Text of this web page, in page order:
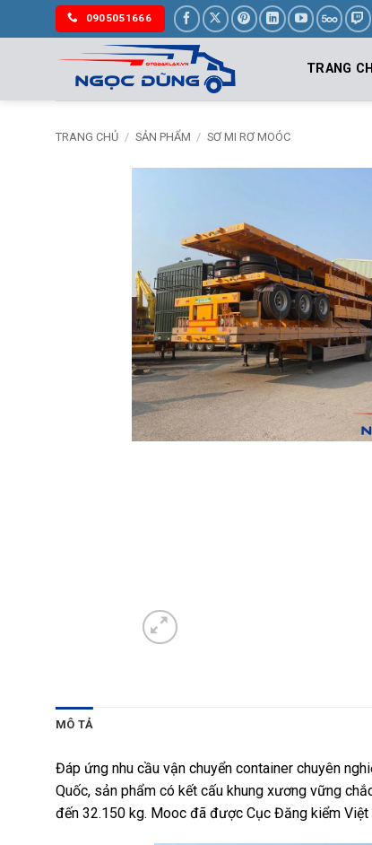
0905051666
TRANG
TRANG CHỦ / SẢN PHẨM / SƠ MI RƠ MOÓC
MÔ TẢ
Đáp ứng nhu cầu vận chuyển container chuyên
Quốc, sản phẩm có kết cấu khung xương vững
đến 32.150 kg. Mooc đã được Cục Đăng kiểm